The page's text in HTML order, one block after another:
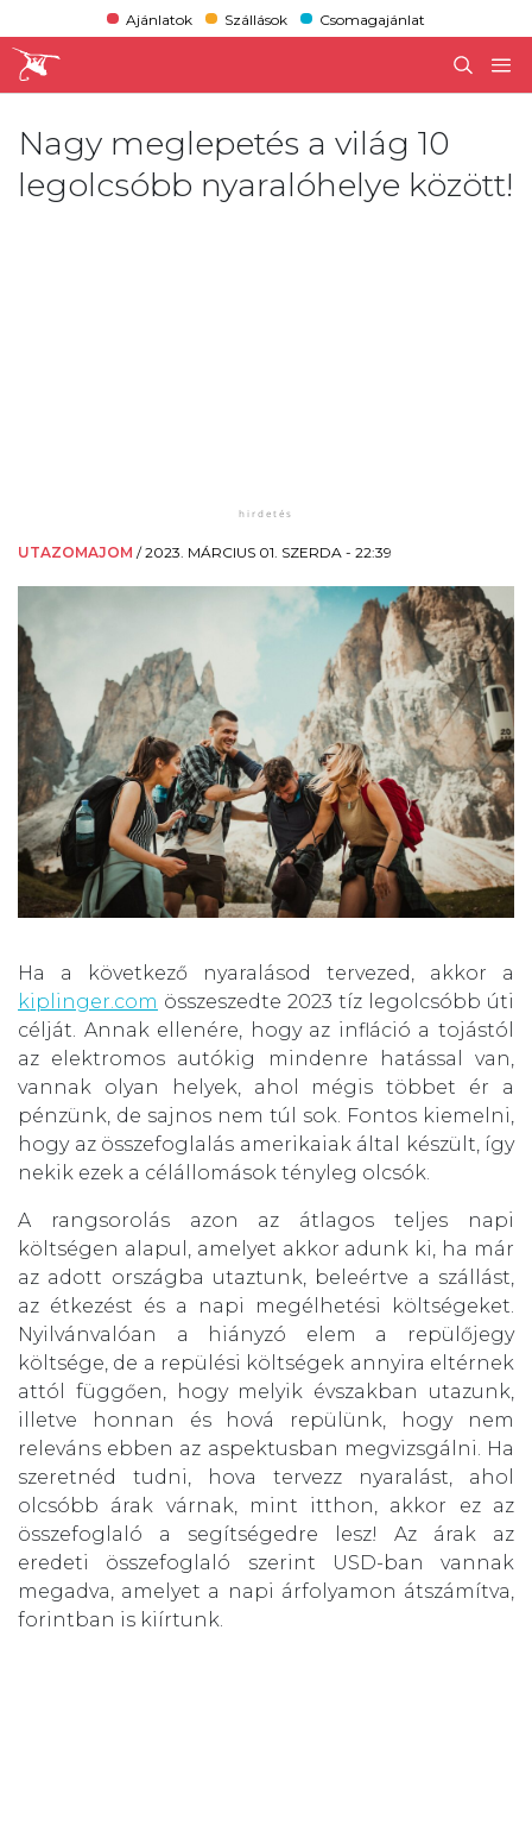
Ajánlatok Szállások Csomagajánlat
Nagy meglepetés a világ 10
legolcsóbb nyaralóhelye között!
UTAZOMAJOM /2023. MÁRCIUS 01. SZERDA - 22:39
Ha a következő nyaralásod tervezed, akkor a
kiplinger.com összeszedte 2023 tíz legolcsóbb úti
célját. Annak ellenére, hogy az infláció a tojástól
az elektromos autókig mindenre hatással van,
vannak olyan helyek, ahol mégis többet ér a
pénzünk, de sajnos nem túl sok. Fontos kiemelni,
hogy az összefoglalás amerikaiak által készült, így
nekik ezek a célállomások tényleg olcsók.
A rangsorolás azon az átlagos teljes napi
költségen alapul, amelyet akkor adunk ki, ha már
az adott országba utaztunk, beleértve a szállást,
az étkezést és a napi megélhetési költségeket.
Nyilvánvalóan a hiányzó elem a repülőjegy
költsége, de a repülési költségek annyira eltérnek
attól függően, hogy melyik évszakban utazunk,
illetve honnan és hová repülünk, hogy nem
releváns ebben az aspektusban megvizsgálni. Ha
szeretnéd tudni, hova tervezz nyaralást, ahol
olcsóbb árak várnak, mint itthon, akkor ez az
összefoglaló a segítségedre lesz! Az árak az
eredeti összefoglaló szerint USD-ban vannak
megadva, amelyet a napi árfolyamon átszámítva,
forintban is kiírtunk.